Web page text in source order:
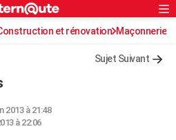
Rechercher
et rénovation Maçonnerie
Sujet Suivant
2013 à 21:48
à 22:06